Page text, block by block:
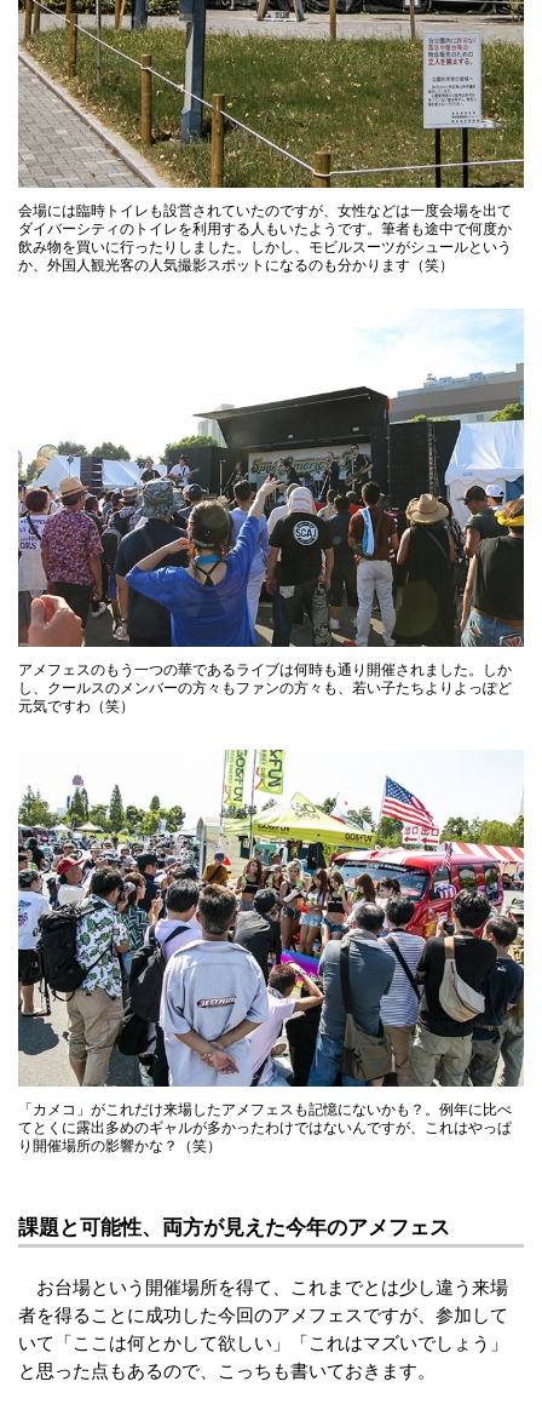
会場には臨時トイレも設営されていたのですが、女性などは一度会場を出て
ダイバーシティのトイレを利用する人もいたようです。筆者も途中で何度か
飲み物を買いに行ったりしました。しかし、モビルスーツがシュールという
か、外国人観光客の人気撮影スポットになるのも分かります（笑）
アメフェスのもう一つの華であるライブは何時も通り開催されました。しか
し、クールスのメンバーの方々もファンの方々も、若い子たちよりよっぽど
元気ですわ（笑）
「カメコ」がこれだけ来場したアメフェスも記憶にないかも？。例年に比べ
てとくに露出多めのギャルが多かったわけではないんですが、これはやっぱ
り開催場所の影響かな？（笑）
課題と可能性、両方が見えた今年のアメフェス
お台場という開催場所を得て、これまでとは少し違う来場
者を得ることに成功した今回のアメフェスですが、参加して
いて「ここは何とかして欲しい」「これはマズいでしょう」
と思った点もあるので、こっちも書いておきます。